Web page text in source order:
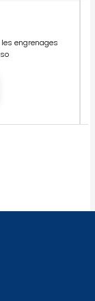
les engrenages